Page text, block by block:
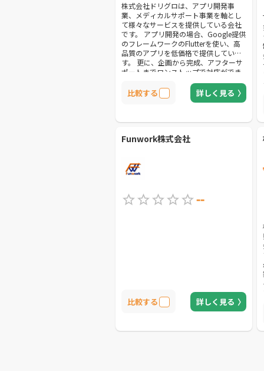
株式会社ドリグロは、アプリ開発事
業、メディカルサポート事業を軸とし
て様々なサービスを提供している会社
です。 アプリ開発の場合、Google提供
のフレームワークのFlutterを使い、高
品質のアプリを低価格で提供していま
す。 更に、企画から完成、アフターサ
ポートまでワンストップで対応ができ
るという強みがあります。 アプリ開発
以外にも、ホームページ・LPの制作も
対応して貰える、ITの領域で幅広くサ
比較する 詳しく見る
Funwork株式会社
--
比較する 詳しく見る